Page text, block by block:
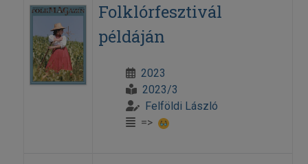
Folklórfesztivál
példáján
2023
2023/3
Felföldi László
=>